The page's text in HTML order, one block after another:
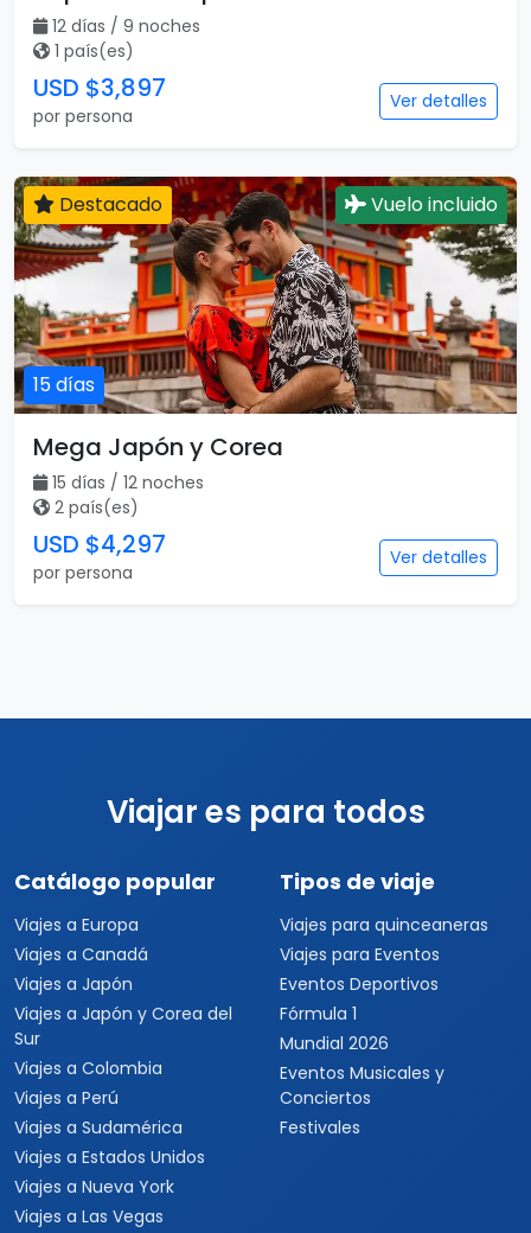
12 días / 9 noches
1 país(es)
USD $3,897
por persona
Ver detalles
15 días
Destacado Vuelo incluido
Mega Japón y Corea
15 días / 12 noches
2 país(es)
USD $4,297
por persona
Ver detalles
Viajar es para todos
Catálogo popular
Viajes a Europa
Viajes a Canadá
Viajes a Japón
Viajes a Japón y Corea del
Sur
Viajes a Colombia
Viajes a Perú
Viajes a Sudamérica
Viajes a Estados Unidos
Viajes a Nueva York
Viajes a Las Vegas
Tipos de viaje
Viajes para quinceaneras
Viajes para Eventos
Eventos Deportivos
Fórmula 1
Mundial 2026
Eventos Musicales y
Conciertos
Festivales